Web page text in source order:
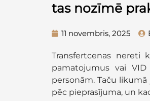
tas nozīmē
11 novembris, 2025
Transfertcenas nereti
pamatojumus vai
personām. Taču
pēc pieprasījuma, un